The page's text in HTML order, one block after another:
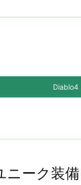
Diablo4
ニーク装備